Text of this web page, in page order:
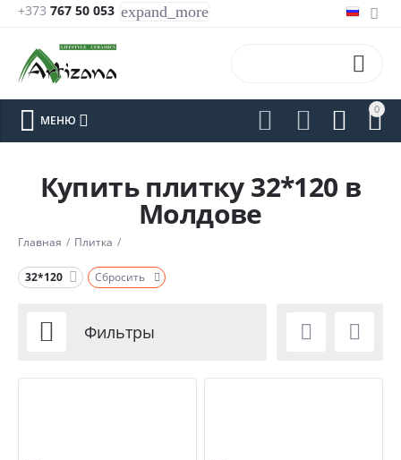
+373 767 50 053 expand_more
0


 

 МЕНЮ 
Купить плитку 32*120 в
Молдове
Главная / Плитка /
32*120 Сбросить
 Фильтры  